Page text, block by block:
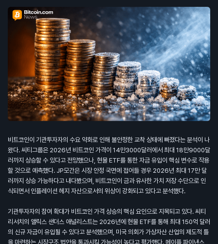
비트코인이 기관투자자의 수요 약화로 인해 불안정한 교착 상태에 빠졌다는 분석이 나
왔다. 씨티그룹은 2026년 비트코인 가격이 14만3000달러에서 최대 18만9000달
러까지 상승할 수 있다고 전망했으나, 현물 ETF를 통한 자금 유입이 핵심 변수로 작용
할 것으로 예측했다. JP모간은 시장 안정 국면에 접어들 경우 2026년 최대 17만 달
러까지 상승 가능하다고 내다봤으며, 비트코인이 금과 유사한 가치 저장 수단으로 인
식되면서 인플레이션 헤지 자산으로서의 위상이 강화되고 있다고 분석했다.
기관투자자의 참여 확대가 비트코인 가격 상승의 핵심 요인으로 지목되고 있다. 씨티
리서치의 앨릭스 샌더스 애널리스트는 2026년에 현물 ETF를 통해 최대 150억 달러
의 신규 자금이 유입될 수 있다고 분석했으며, 미국 의회가 가상자산 산업의 제도적 틀
을 마련하는 시장구조 법안을 통과시킬 가능성이 높다고 평가했다. 메이플 파이낸스